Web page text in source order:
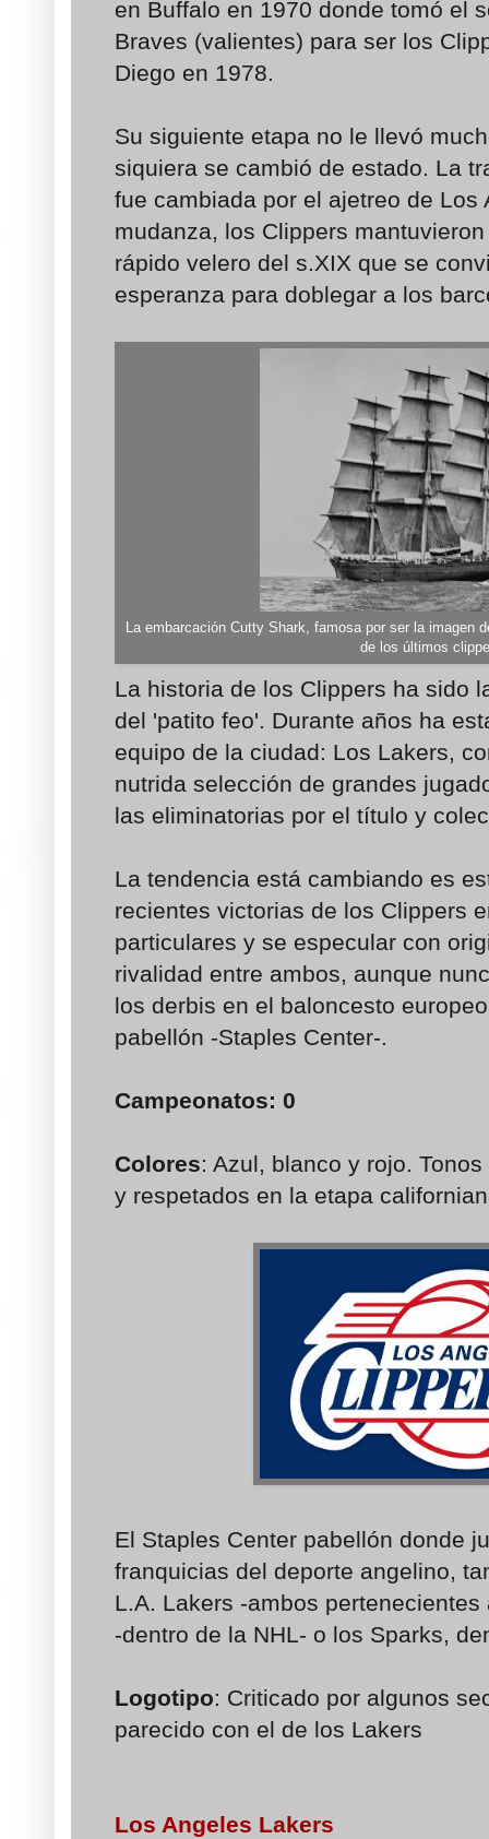
en Buffalo en 1970 donde tomó el
Braves (valientes) para ser los
Diego en 1978.
Su siguiente etapa no le llevó
siquiera se cambió de estado. La
fue cambiada por el ajetreo de Los
mudanza, los Clippers
rápido velero del s.XIX que se
esperanza para doblegar a los
La embarcación Cutty Shark, famosa por ser la imagen
de los últimos
La historia de los Clippers ha sido
del 'patito feo'. Durante años ha
equipo de la ciudad: Los Lakers,
nutrida selección de grandes
las eliminatorias por el título y
La tendencia está cambiando es
recientes victorias de los Clippers
particulares y se especular con
rivalidad entre ambos, aunque
los derbis en el baloncesto
pabellón -Staples Center-.
Campeonatos: 0
Colores: Azul, blanco y rojo.
y respetados en la etapa
El Staples Center pabellón donde
franquicias del deporte angelino,
L.A. Lakers -ambos
-dentro de la NHL- o los Sparks,
Logotipo: Criticado por algunos
parecido con el de los Lakers
Los Angeles Lakers